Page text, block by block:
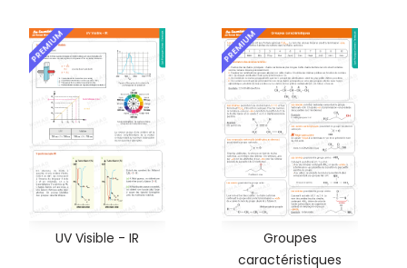
PREMIUM
UV Visible - IR
PREMIUM
Groupes
caractéristiques